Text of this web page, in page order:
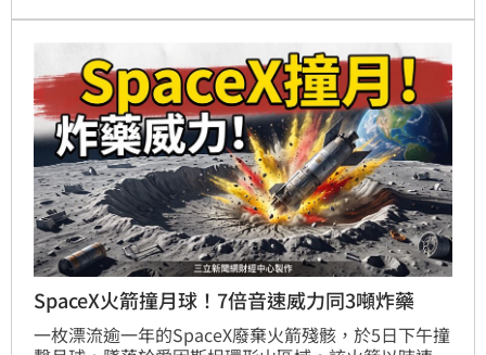
SpaceX火箭撞月球！7倍音速威力同3噸炸藥
一枚漂流逾一年的SpaceX廢棄火箭殘骸，於5日下午撞